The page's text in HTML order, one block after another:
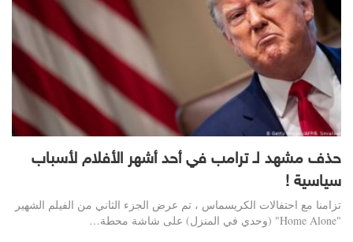
حذف مشهد لـ ترامب في أحد أشهر الأفلام لأسباب
سياسية !
تزامنا مع احتفالات الكريسماس ، تم عرض الجزء الثاني من الفيلم الشهير
"Home Alone" (وحدي في المنزل) على شاشة محطة…